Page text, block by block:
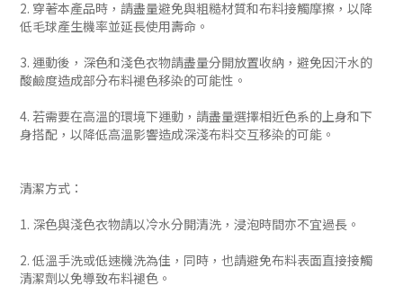
2. 穿著本產品時，請盡量避免與粗糙材質和布料接觸摩擦，以降
低毛球產生機率並延長使用壽命。
3. 運動後，深色和淺色衣物請盡量分開放置收納，避免因汗水的
酸鹼度造成部分布料褪色移染的可能性。
4. 若需要在高溫的環境下運動，請盡量選擇相近色系的上身和下
身搭配，以降低高溫影響造成深淺布料交互移染的可能。
清潔方式：
1. 深色與淺色衣物請以冷水分開清洗，浸泡時間亦不宜過長。
2. 低溫手洗或低速機洗為佳，同時，也請避免布料表面直接接觸
清潔劑以免導致布料褪色。